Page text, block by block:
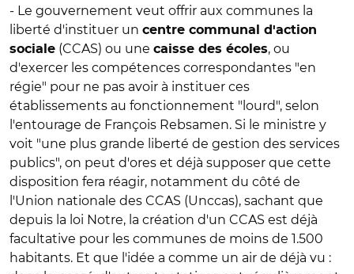
- Le gouvernement veut offrir aux communes la
liberté d'instituer un centre communal d'action
sociale (CCAS) ou une caisse des écoles, ou
d'exercer les compétences correspondantes "en
régie" pour ne pas avoir à instituer ces
établissements au fonctionnement "lourd", selon
l'entourage de François Rebsamen. Si le ministre y
voit "une plus grande liberté de gestion des services
publics", on peut d'ores et déjà supposer que cette
disposition fera réagir, notamment du côté de
l'Union nationale des CCAS (Unccas), sachant que
depuis la loi Notre, la création d'un CCAS est déjà
facultative pour les communes de moins de 1.500
habitants. Et que l'idée a comme un air de déjà vu :